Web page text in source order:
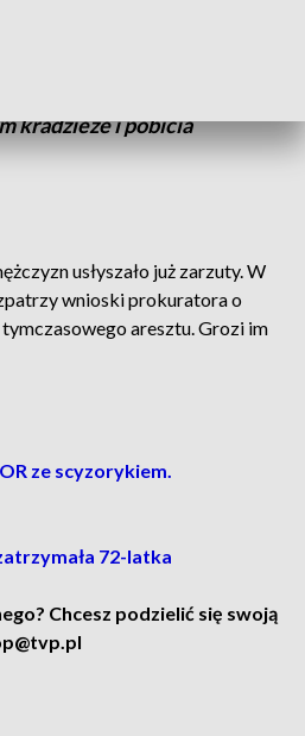
kradzieże i pobicia
usłyszało już zarzuty. W
wnioski prokuratora o
aresztu. Grozi im
ze scyzorykiem.
72-latka
Chcesz podzielić się swoją